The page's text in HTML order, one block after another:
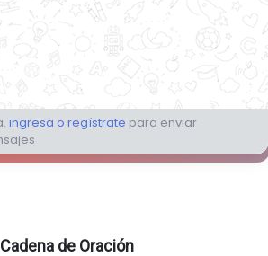
Cadena de Oración